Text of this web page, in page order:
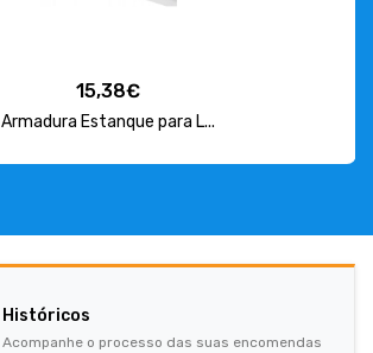
15,38€
Armadura Estanque para L...
Históricos
Acompanhe o processo das suas encomendas